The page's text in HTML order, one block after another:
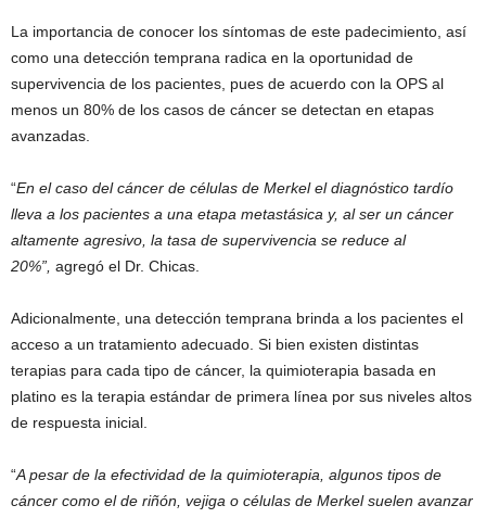
La importancia de conocer los síntomas de este padecimiento, así
como una detección temprana radica en la oportunidad de
supervivencia de los pacientes, pues de acuerdo con la OPS al
menos un 80% de los casos de cáncer se detectan en etapas
avanzadas.
“En el caso del cáncer de células de Merkel el diagnóstico tardío
lleva a los pacientes a una etapa metastásica y, al ser un cáncer
altamente agresivo, la tasa de supervivencia se reduce al
20%”, agregó el Dr. Chicas.
Adicionalmente, una detección temprana brinda a los pacientes el
acceso a un tratamiento adecuado. Si bien existen distintas
terapias para cada tipo de cáncer, la quimioterapia basada en
platino es la terapia estándar de primera línea por sus niveles altos
de respuesta inicial.
“A pesar de la efectividad de la quimioterapia, algunos tipos de
cáncer como el de riñón, vejiga o células de Merkel suelen avanzar